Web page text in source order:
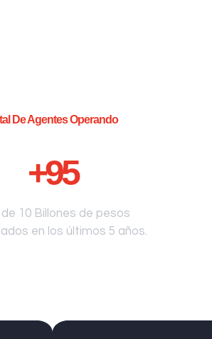
De Agentes Operando
+95
de 10 Billones de pesos
en los últimos 5 años.